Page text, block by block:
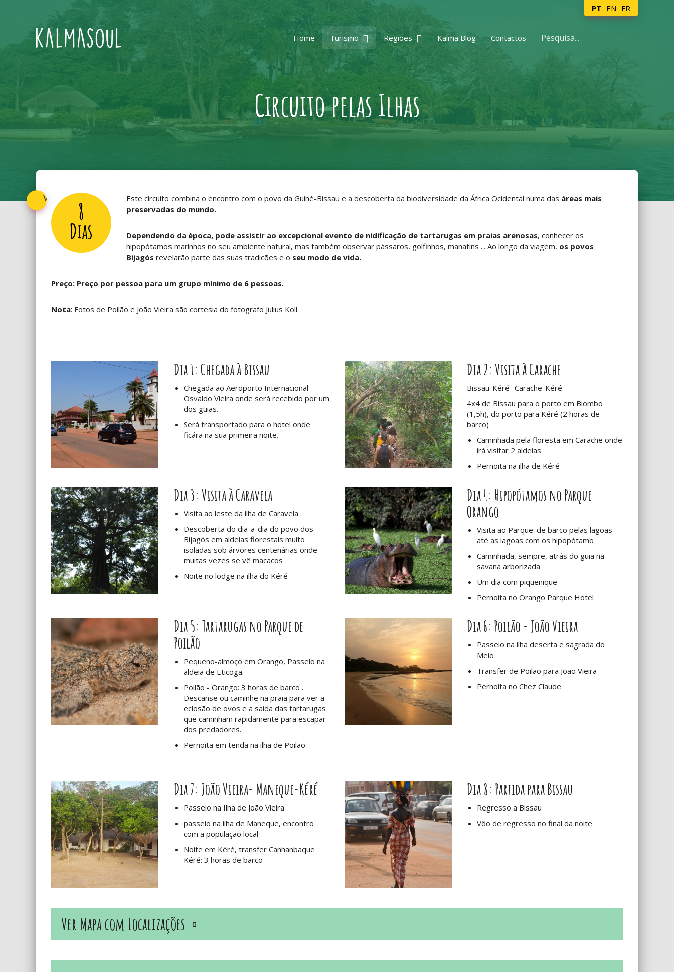
PT EN FR
Home Turismo Regiões Kalma Blog Contactos
Circuito pelas Ilhas
Voltar
8
Dias
Este circuito combina o encontro com o povo da Guiné-Bissau e a descoberta da biodiversidade da África Ocidental numa das áreas mais
preservadas do mundo.
Dependendo da época, pode assistir ao excepcional evento de nidificação de tartarugas em praias arenosas, conhecer os
hipopótamos marinhos no seu ambiente natural, mas também observar pássaros, golfinhos, manatins ... Ao longo da viagem, os povos
Bijagós revelarão parte das suas tradicões e o seu modo de vida.
Preço: Preço por pessoa para um grupo mínimo de 6 pessoas.
Nota: Fotos de Poilão e João Vieira são cortesia do fotografo Julius Koll.
Dia 1: Chegada à Bissau
Chegada ao Aeroporto Internacional
Osvaldo Vieira onde será recebido por um
dos guias.
Será transportado para o hotel onde
ficára na sua primeira noite.
Dia 2: Visita à Carache
Bissau-Kéré- Carache-Kéré
4x4 de Bissau para o porto em Biombo
(1,5h), do porto para Kéré (2 horas de
barco)
Caminhada pela floresta em Carache onde
irá visitar 2 aldeias
Pernoita na ilha de Kéré
Dia 3: Visita à Caravela
Visita ao leste da ilha de Caravela
Descoberta do dia-a-dia do povo dos
Bijagós em aldeias florestais muito
isoladas sob árvores centenárias onde
muitas vezes se vê macacos
Noite no lodge na ilha do Kéré
Dia 4: Hipopótamos no Parque
Orango
Visita ao Parque: de barco pelas lagoas
até as lagoas com os hipopótamo
Caminhada, sempre, atrás do guia na
savana arborizada
Um dia com piquenique
Pernoita no Orango Parque Hotel
Dia 5: Tartarugas no Parque de
Poilão
Pequeno-almoço em Orango, Passeio na
aldeia de Eticoga.
Poilão - Orango: 3 horas de barco .
Descanse ou caminhe na praia para ver a
eclosão de ovos e a saída das tartarugas
que caminham rapidamente para escapar
dos predadores.
Pernoita em tenda na ilha de Poilão
Dia 6: Poilão - João Vieira
Passeio na ilha deserta e sagrada do
Meio
Transfer de Poilão para João Vieira
Pernoita no Chez Claude
Dia 7: João Vieira- Maneque-Kéré
Passeio na Ilha de João Vieira
passeio na ilha de Maneque, encontro
com a população local
Noite em Kéré, transfer Canhanbaque
Kéré: 3 horas de barco
Dia 8: Partida para Bissau
Regresso a Bissau
Vôo de regresso no final da noite
Ver Mapa com Localizações